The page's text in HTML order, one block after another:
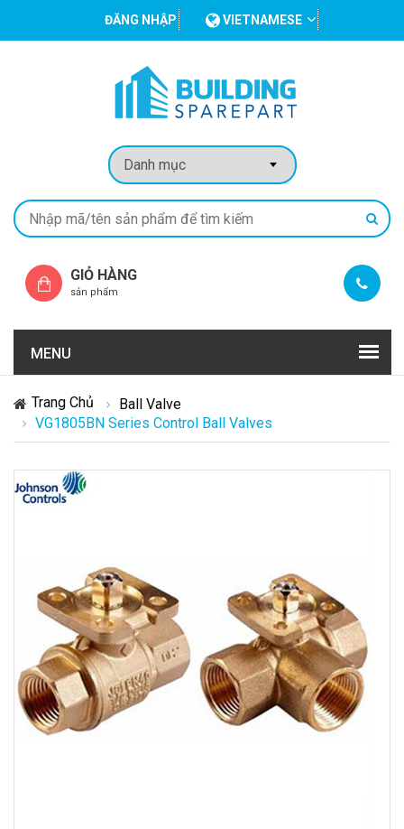
ĐĂNG NHẬP VIETNAMESE
GIỎ HÀNG
sản phẩm
MENU
Trang Chủ
Ball Valve
VG1805BN Series Control Ball Valves